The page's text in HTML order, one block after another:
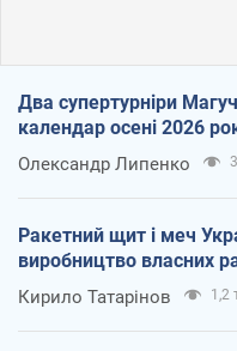
Два супертурніри
календар осені 2026
Олександр Липенко
Ракетний щит і меч
виробництво власних
Кирило Татарінов 1,2